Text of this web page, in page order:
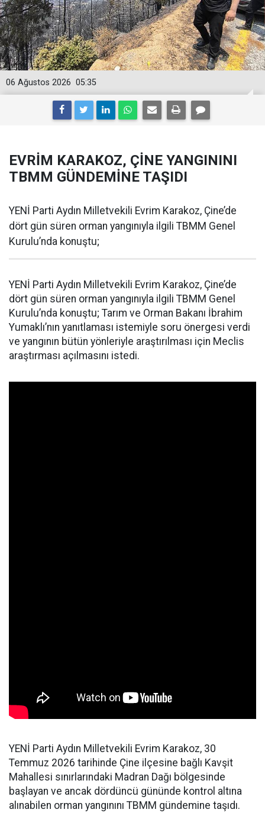
05:35
06 Ağustos 2026
EVRİM KARAKOZ, ÇİNE YANGININI
TBMM GÜNDEMİNE TAŞIDI
YENİ Parti Aydın Milletvekili Evrim Karakoz, Çine’de
dört gün süren orman yangınıyla ilgili TBMM Genel
Kurulu’nda konuştu;
YENİ Parti Aydın Milletvekili Evrim Karakoz, Çine’de
dört gün süren orman yangınıyla ilgili TBMM Genel
Kurulu’nda konuştu; Tarım ve Orman Bakanı İbrahim
Yumaklı’nın yanıtlaması istemiyle soru önergesi verdi
ve yangının bütün yönleriyle araştırılması için Meclis
araştırması açılmasını istedi.
YENİ Parti Aydın Milletvekili Evrim Karakoz, 30
Temmuz 2026 tarihinde Çine ilçesine bağlı Kavşit
Mahallesi sınırlarındaki Madran Dağı bölgesinde
başlayan ve ancak dördüncü gününde kontrol altına
alınabilen orman yangınını TBMM gündemine taşıdı.